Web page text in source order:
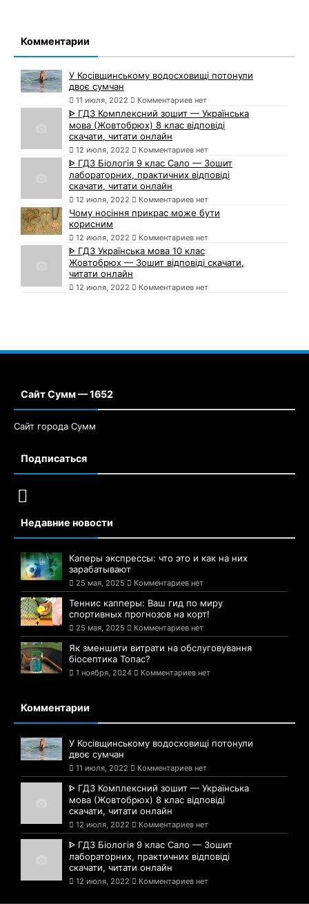
Комментарии
У Косівщинському водосховищі потонули
двоє сумчан
11 июля, 2022 Комментариев нет
ᐈ ГДЗ Комплексний зошит — Українська
мова (Жовтобрюх) 8 клас відповіді
скачати, читати онлайн
12 июля, 2022 Комментариев нет
ᐈ ГДЗ Біологія 9 клас Сало — Зошит
лабораторних, практичних відповіді
скачати, читати онлайн
12 июля, 2022 Комментариев нет
Чому носіння прикрас може бути
корисним
12 июля, 2022 Комментариев нет
ᐈ ГДЗ Українська мова 10 клас
Жовтобрюх — Зошит відповіді скачати,
читати онлайн
12 июля, 2022 Комментариев нет
Сайт Сумм — 1652
Сайт города Сумм
Подписаться
Недавние новости
Каперы экспрессы: что это и как на них
зарабатывают
25 мая, 2025 Комментариев нет
Теннис капперы: Ваш гид по миру
спортивных прогнозов на корт!
25 мая, 2025 Комментариев нет
Як зменшити витрати на обслуговування
біосептика Топас?
1 ноября, 2024 Комментариев нет
Комментарии
У Косівщинському водосховищі потонули
двоє сумчан
11 июля, 2022 Комментариев нет
ᐈ ГДЗ Комплексний зошит — Українська
мова (Жовтобрюх) 8 клас відповіді
скачати, читати онлайн
12 июля, 2022 Комментариев нет
ᐈ ГДЗ Біологія 9 клас Сало — Зошит
лабораторних, практичних відповіді
скачати, читати онлайн
12 июля, 2022 Комментариев нет